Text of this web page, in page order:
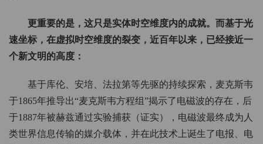
更重要的是，这只是实体时空维度内的成就。而基于光
速坐标，在虚拟时空维度的裂变，近百年以来，已经接近一
个新文明的高度：
基于库伦、安培、法拉第等先驱的持续探索，麦克斯韦
于1865年推导出“麦克斯韦方程组”揭示了电磁波的存在，后
于1887年被赫兹通过实验捕获（证实），电磁波最终成为人
类世界信息传输的媒介载体，并在此技术上诞生了电报、电